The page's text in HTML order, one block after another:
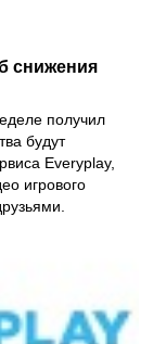
снижения
получил
будут
Everyplay,
игрового